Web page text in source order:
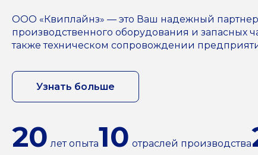
ООО «Квиплайнз» — это Ваш надежный
производственного оборудования и запасных
также техническом сопровождении
Узнать больше
20 лет опыта10 отраслей производства